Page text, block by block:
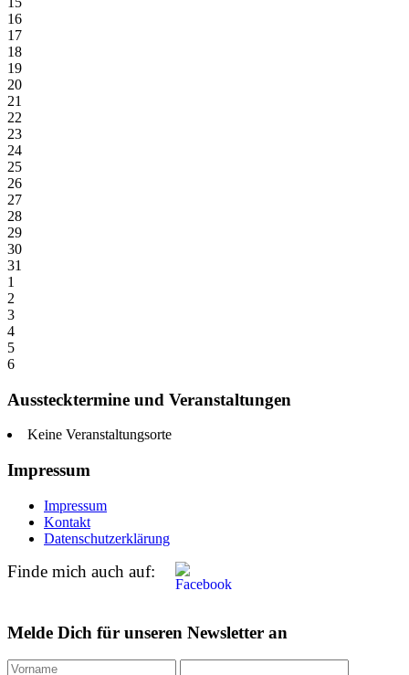
16
17
18
19
20
21
22
23
24
25
26
27
28
29
30
31
1
2
3
4
5
6
Ausstecktermine und Veranstaltungen
Keine Veranstaltungsorte
Impressum
Impressum
Kontakt
Datenschutzerklärung
Finde mich auch auf:
Melde Dich für unseren Newsletter an